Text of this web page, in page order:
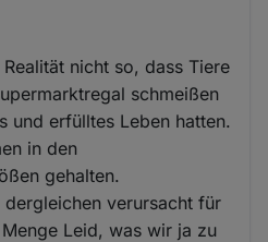
nicht so, dass Tiere
schmeißen
und erfülltes Leben hatten.
in den
gehalten.
dergleichen verursacht für
Leid, was wir ja zu